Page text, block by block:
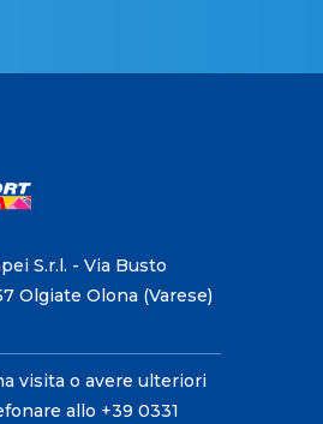
S.r.l. - Via Busto
Olgiate Olona (Varese)
visita o avere ulteriori
allo +39 0331